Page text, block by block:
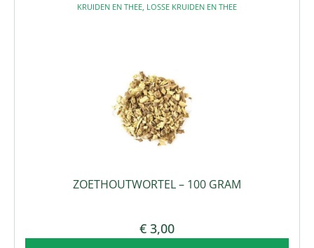
KRUIDEN EN THEE LOSSE KRUIDEN EN THEE
ZOETHOUTWORTEL – 100 GRAM
€ 3,00